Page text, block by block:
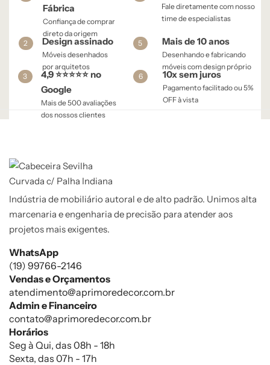
Fábrica
Confiança de comprar
direto da origem
Fale diretamente com nosso
time de especialistas
2 Design assinado
Móveis desenhados
por arquitetos
5 Mais de 10 anos
Desenhando e fabricando
móveis com design próprio
3
4,9 ⭐⭐⭐⭐⭐ no
Google
Mais de 500 avaliações
dos nossos clientes
6 10x sem juros
Pagamento facilitado ou 5%
OFF à vista​
Indústria de mobiliário autoral e de alto padrão. Unimos alta
marcenaria e engenharia de precisão para atender aos
projetos mais exigentes.
WhatsApp
(19) 99766-2146
Vendas e Orçamentos
atendimento@aprimoredecor.com.br
Admin e Financeiro
contato@aprimoredecor.com.br
Horários
Seg à Qui, das 08h - 18h
Sexta, das 07h - 17h